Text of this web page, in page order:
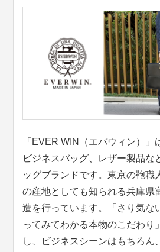
「EVER WIN（エバウィン）」
ビジネスバッグ、レザー製品な
ッグブランドです。東京の鞄職
の産地としても知られる兵庫県
造を行っています。「さり気な
ってみてわかる本物のこだわり
し、ビジネスシーンはもちろん